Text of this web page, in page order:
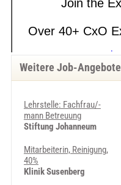
Weitere Job-Angebote
Lehrstelle: Fachfrau/-
mann Betreuung
Stiftung Johanneum
Mitarbeiterin, Reinigung,
40%
Klinik Susenberg